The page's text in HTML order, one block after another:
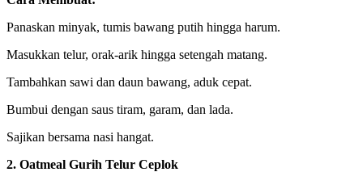
Panaskan minyak, tumis bawang putih hingga harum.
Masukkan telur, orak-arik hingga setengah matang.
Tambahkan sawi dan daun bawang, aduk cepat.
Bumbui dengan saus tiram, garam, dan lada.
Sajikan bersama nasi hangat.
2. Oatmeal Gurih Telur Ceplok